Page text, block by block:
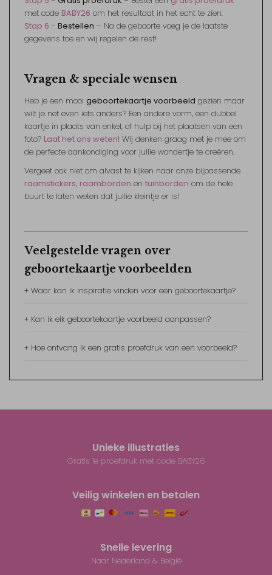
met code BABY26 om het resultaat in het echt te zien.
Stap 6 - Bestellen – Na de geboorte voeg je de laatste
gegevens toe en wij regelen de rest!
Vragen & speciale wensen
Heb je een mooi geboortekaartje voorbeeld gezien maar
wilt je net even iets anders? Een andere vorm, een dubbel
kaartje in plaats van enkel, of hulp bij het plaatsen van een
foto? Laat het ons weten! Wij denken graag met je mee om
de perfecte aankondiging voor jullie wondertje te creëren.
Vergeet ook niet om alvast te kijken naar onze bijpassende
raamstickers, raamborden en tuinborden om de hele
buurt te laten weten dat jullie kleintje er is!
Veelgestelde vragen over
geboortekaartje voorbeelden
+ Waar kan ik inspiratie vinden voor een geboortekaartje?
+ Kan ik elk geboortekaartje voorbeeld aanpassen?
+ Hoe ontvang ik een gratis proefdruk van een voorbeeld?
Unieke illustraties
Gratis 1e proefdruk met code BABY26
Veilig winkelen en betalen
Snelle levering
Naar Nederland & België